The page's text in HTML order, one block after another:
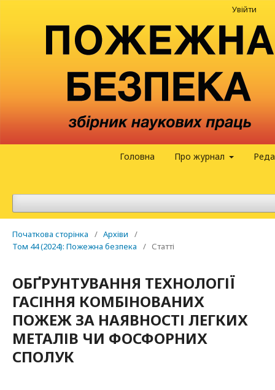
Головна Про журнал
Увійти
Початкова сторінка / Архіви
/
Том 44 (2024): Пожежна безпека
/ Статті
ОБҐРУНТУВАННЯ ТЕХНОЛОГІЇ
ГАСІННЯ КОМБІНОВАНИХ
ПОЖЕЖ ЗА НАЯВНОСТІ ЛЕГКИХ
МЕТАЛІВ ЧИ ФОСФОРНИХ
СПОЛУК